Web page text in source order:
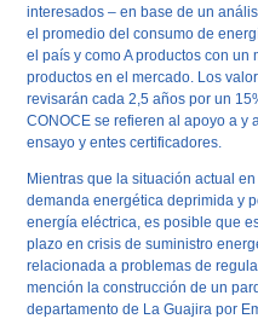
interesados – en base de un
el promedio del consumo de
el país y comoAproductos con un
productos en el mercado. Los
revisarán cada 2,5 años por un
CONOCE se refieren al apoyo a y
ensayo y entes certificadores.
Mientras que la situación actual
demanda energética deprimida y
energía eléctrica, es posible que
plazo en crisis de suministro
relacionada a problemas de
mención la construcción de un
departamento de La Guajira por